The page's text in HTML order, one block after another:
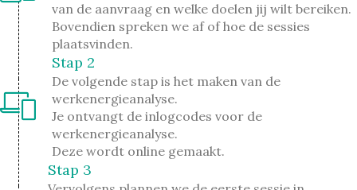
van de aanvraag en welke doelen jij wilt bereiken.
Bovendien spreken we af of hoe de sessies
plaatsvinden.
Stap 2
De volgende stap is het maken van de
werkenergieanalyse.
Je ontvangt de inlogcodes voor de
werkenergieanalyse.
Deze wordt online gemaakt.
Stap 3